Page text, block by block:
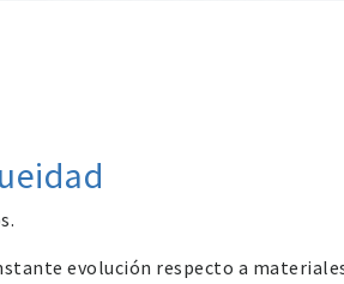
evolución respecto a